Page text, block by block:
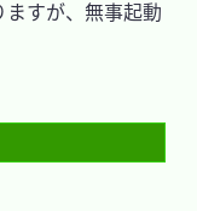
すが、無事起動